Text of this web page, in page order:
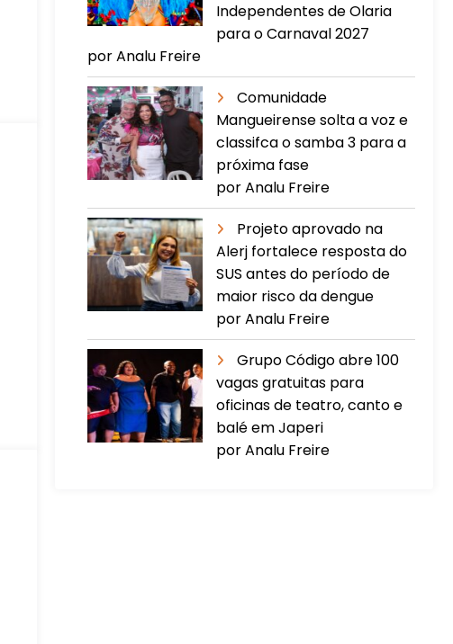
Independentes de Olaria
para o Carnaval 2027
por Analu Freire
Comunidade
Mangueirense solta a voz e
classifca o samba 3 para a
próxima fase
por Analu Freire
Projeto aprovado na
Alerj fortalece resposta do
SUS antes do período de
maior risco da dengue
por Analu Freire
Grupo Código abre 100
vagas gratuitas para
oficinas de teatro, canto e
balé em Japeri
por Analu Freire